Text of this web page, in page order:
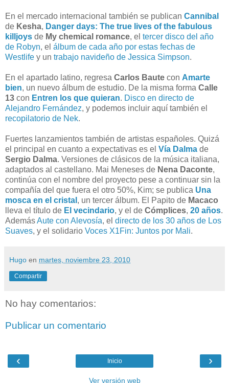
En el mercado internacional también se publican Cannibal
de Kesha, Danger days: The true lives of the fabulous
killjoys de My chemical romance, el tercer disco del año
de Robyn, el álbum de cada año por estas fechas de
Westlife y un trabajo navideño de Jessica Simpson.
En el apartado latino, regresa Carlos Baute con Amarte
bien, un nuevo álbum de estudio. De la misma forma Calle
13 con Entren los que quieran. Disco en directo de
Alejandro Fernández, y podemos incluir aquí también el
recopilatorio de Nek.
Fuertes lanzamientos también de artistas españoles. Quizá
el principal en cuanto a expectativas es el Vía Dalma de
Sergio Dalma. Versiones de clásicos de la música italiana,
adaptados al castellano. Mai Meneses de Nena Daconte,
continúa con el nombre del proyecto pese a continuar sin la
compañía del que fuera el otro 50%, Kim; se publica Una
mosca en el cristal , un tercer álbum. El Papito de Macaco
lleva el título de El vecindario, y el de Cómplices, 20 años.
AdemásAute con Alevosía, el directo de los 30 años de Los
Suaves, y el solidario Voces X1Fin: Juntos por Mali.
Hugo en martes, noviembre 23, 2010
Compartir
No hay comentarios:
Publicar un comentario
‹ ›
Inicio
Ver versión web